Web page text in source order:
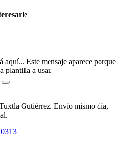
aquí... Este mensaje aparece porque
plantilla a usar.
Gutiérrez. Envío mismo día,